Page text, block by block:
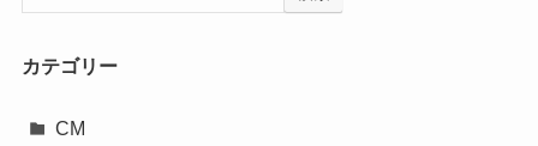
カテゴリー
CM